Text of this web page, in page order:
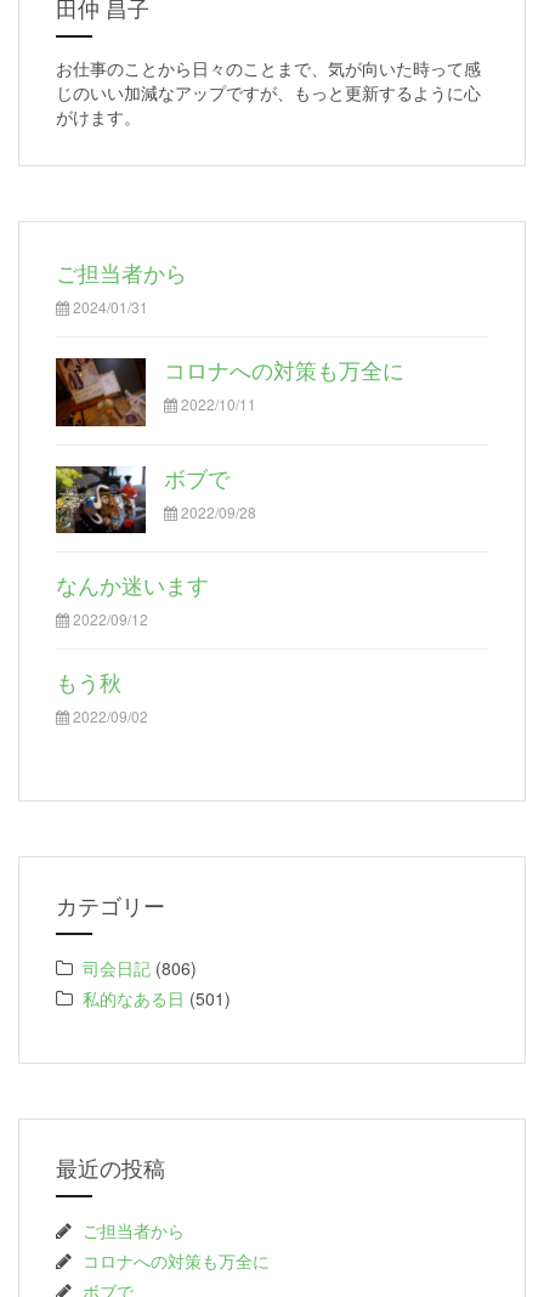
田仲 昌子
お仕事のことから日々のことまで、気が向いた時って感
じのいい加減なアップですが、もっと更新するように心
がけます。
ご担当者から
2024/01/31
コロナへの対策も万全に
2022/10/11
ボブで
2022/09/28
なんか迷います
2022/09/12
もう秋
2022/09/02
カテゴリー
司会日記 (806)
私的なある日 (501)
最近の投稿
ご担当者から
コロナへの対策も万全に
ボブで